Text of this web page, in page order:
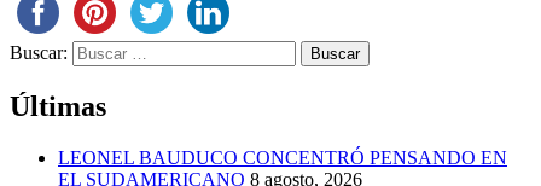
Buscar:
Últimas
LEONEL BAUDUCO CONCENTRÓ PENSANDO EN
EL SUDAMERICANO 8 agosto, 2026